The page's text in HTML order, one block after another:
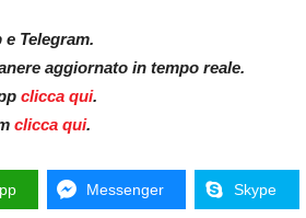
e Telegram.
aggiornato in tempo reale.
clicca qui.
clicca qui.
Messenger Skype